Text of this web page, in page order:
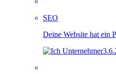
SEO
Deine Website hat ein